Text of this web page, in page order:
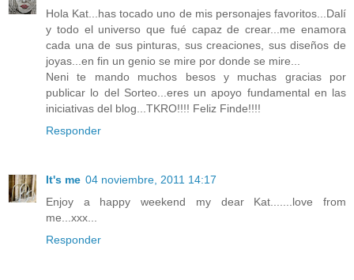
Hola Kat...has tocado uno de mis personajes favoritos...Dalí
y todo el universo que fué capaz de crear...me enamora
cada una de sus pinturas, sus creaciones, sus diseños de
joyas...en fin un genio se mire por donde se mire...
Neni te mando muchos besos y muchas gracias por
publicar lo del Sorteo...eres un apoyo fundamental en las
iniciativas del blog...TKRO!!!! Feliz Finde!!!!
Responder
It's me 04 noviembre, 2011 14:17
Enjoy a happy weekend my dear Kat.......love from
me...xxx...
Responder